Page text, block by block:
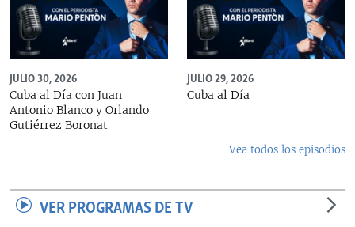
JULIO 30, 2026
Cuba al Día con Juan
Antonio Blanco y Orlando
Gutiérrez Boronat
JULIO 29, 2026
Cuba al Día
Vea todos los episodios
VER PROGRAMAS DE TV